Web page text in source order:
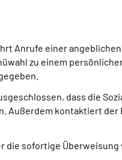
Anrufe einer
zu einem
dass die
kontaktiert
sofortige